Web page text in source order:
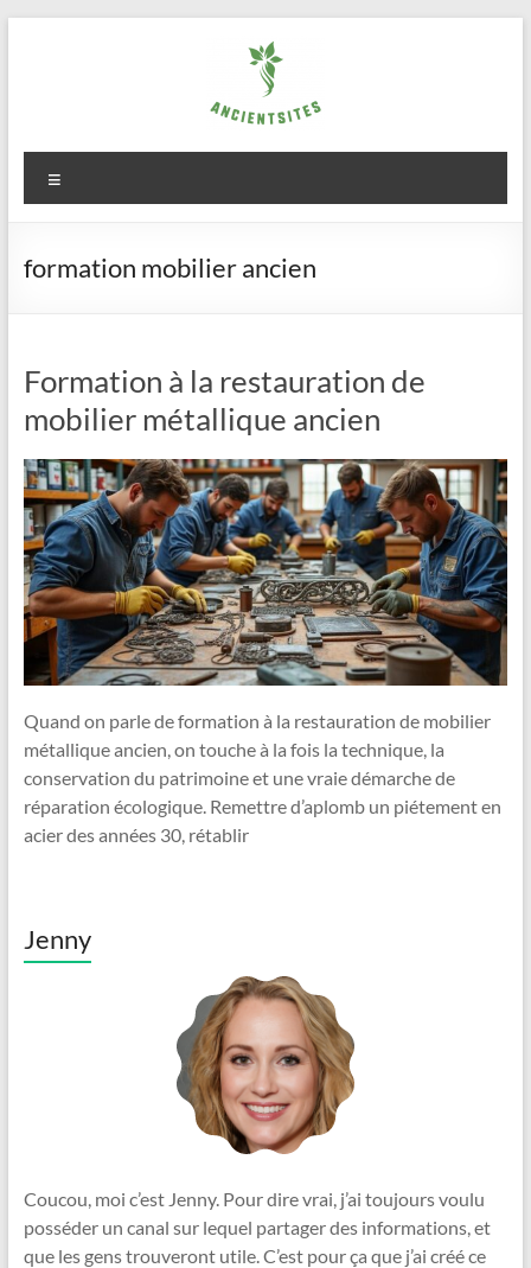
ancientsites.eu
formation mobilier ancien
Formation à la restauration de
mobilier métallique ancien
Quand on parle de formation à la restauration de mobilier
métallique ancien, on touche à la fois la technique, la
conservation du patrimoine et une vraie démarche de
réparation écologique. Remettre d’aplomb un piétement en
acier des années 30, rétablir
Jenny
Coucou, moi c’est Jenny. Pour dire vrai, j’ai toujours voulu
posséder un canal sur lequel partager des informations, et
que les gens trouveront utile. C’est pour ça que j’ai créé ce